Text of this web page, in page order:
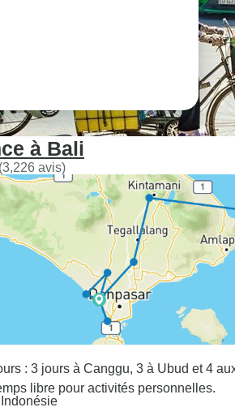
à Bali
(3,226 avis)
: 3 jours à Canggu, 3 à Ubud et 4
libre pour activités personnelles.
Indonésie